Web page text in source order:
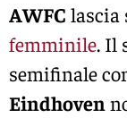
AWFC lascia
femminile. Il
semifinale
Eindhoven